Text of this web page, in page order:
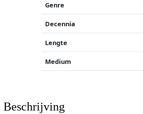
Genre
Decennia
Lengte
Medium
Beschrijving